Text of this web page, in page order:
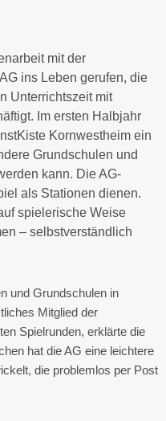
mit der
ins Leben gerufen, die
Unterrichtszeit mit
Im ersten Halbjahr
Kornwestheim ein
Grundschulen und
kann. Die AG-
als Stationen dienen.
spielerische Weise
– selbstverständlich
und Grundschulen in
Mitglied der
Spielrunden, erklärte die
hat die AG eine leichtere
die problemlos per Post